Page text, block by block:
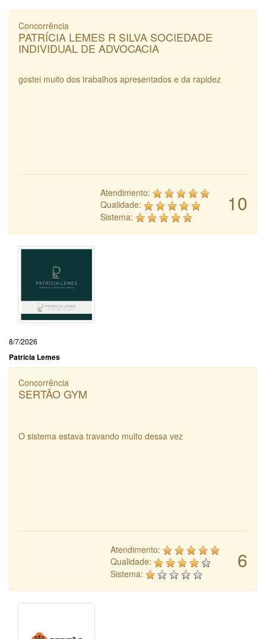
Concorrência
PATRÍCIA LEMES R SILVA SOCIEDADE
INDIVIDUAL DE ADVOCACIA
gostei muito dos trabalhos apresentados e da rapidez
10
Atendimento:
Qualidade:
Sistema:
8/7/2026
Patricia Lemes
Concorrência
SERTÃO GYM
O sistema estava travando muito dessa vez
6
Atendimento:
Qualidade:
Sistema: